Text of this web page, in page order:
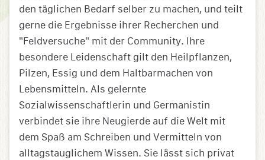
den täglichen Bedarf selber zu machen, und teilt
gerne die Ergebnisse ihrer Recherchen und
"Feldversuche" mit der Community. Ihre
besondere Leidenschaft gilt den Heilpflanzen,
Pilzen, Essig und dem Haltbarmachen von
Lebensmitteln. Als gelernte
Sozialwissenschaftlerin und Germanistin
verbindet sie ihre Neugierde auf die Welt mit
dem Spaß am Schreiben und Vermitteln von
alltagstauglichem Wissen. Sie lässt sich privat